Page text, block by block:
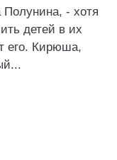
Полунина, - хотя
детей в их
его. Кирюша,